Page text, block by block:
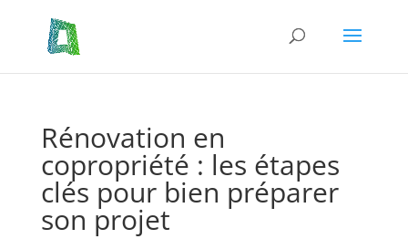
Rénovation en
copropriété : les étapes
clés pour bien préparer
son projet